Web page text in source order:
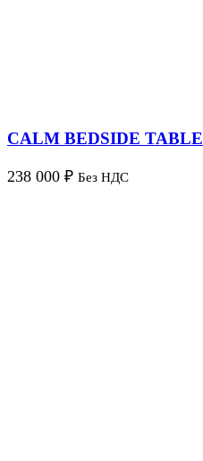
CALM BEDSIDE TABLE
238 000 ₽ Без НДС